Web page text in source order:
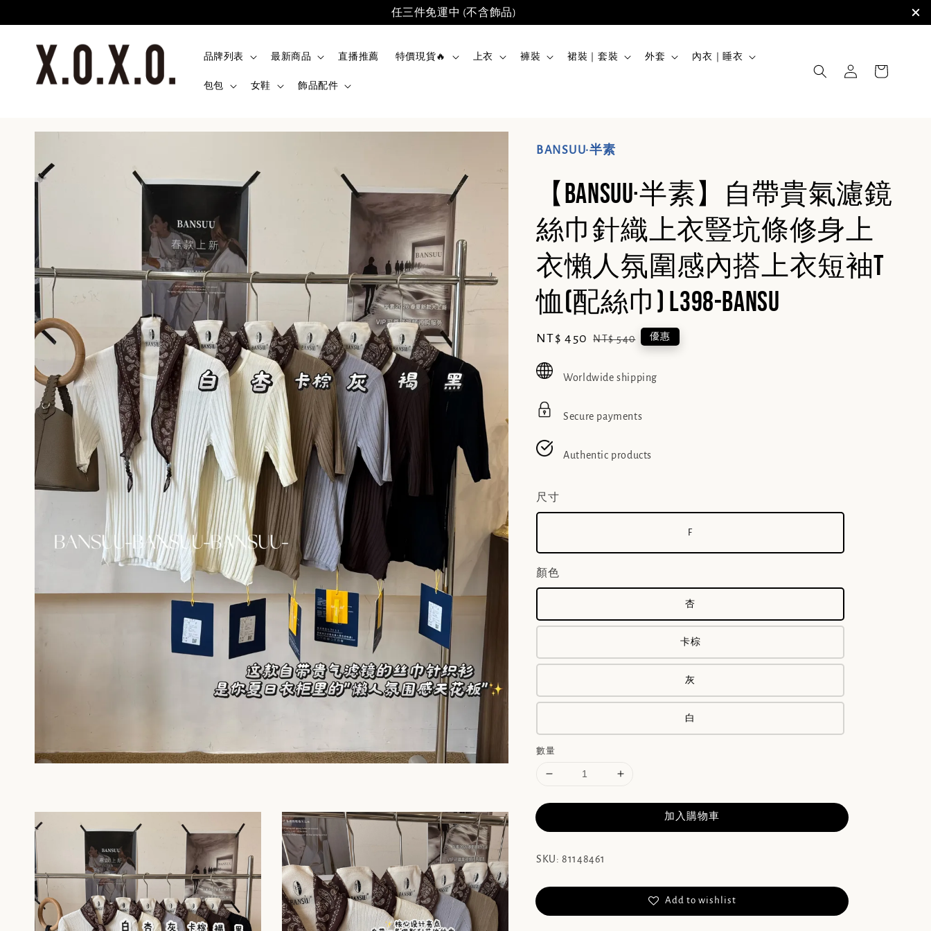
任三件免運中 (不含飾品)
品牌列表 最新商品 直播推薦 特價現貨🔥 上衣 褲裝 裙裝｜套裝 外套 內衣｜睡衣
包包 女鞋 飾品配件
BANSUU·半素
【BANSUU·半素】自帶貴氣濾鏡
絲巾針織上衣豎坑條修身上
衣懶人氛圍感內搭上衣短袖T
恤(配絲巾) L398-BanSu
Sale
NT$ 450 Regular
NT$ 540 優惠
Worldwide shipping
Secure payments
Authentic products
尺寸
F
顏色
杏
卡棕
灰
白
數量
加入購物車
SKU: 81148461
Add to wishlist